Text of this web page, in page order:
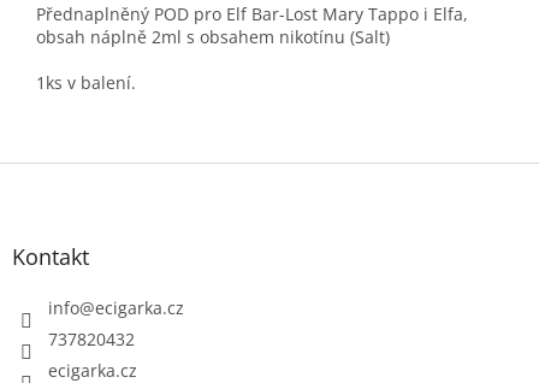
Přednaplněný POD pro Elf Bar-Lost Mary Tappo i Elfa,
obsah náplně 2ml s obsahem nikotínu (Salt)
1ks v balení.
Kontakt
info@ecigarka.cz
737820432
ecigarka.cz